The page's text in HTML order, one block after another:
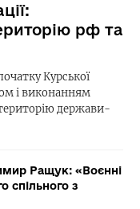
рф та
Курської
і виконанням
територію держави-
Ращук: «Воєнні
спільного з